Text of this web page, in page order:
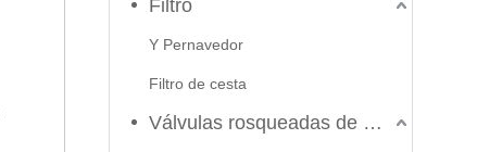
Filtro
Y Pernavedor
Filtro de cesta
Válvulas rosqueadas de aço inoxidável